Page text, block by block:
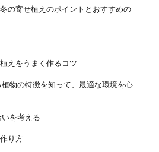
イデアと作り方を紹介
植物の寄せ植えを家の中に置いて、おし
れなインテリアをプラスしている人もたく
肉植物の寄せ植えが100均のアイ
の寄せ植えのポイントとおすすめの
えをうまく作るコツ
物の特徴を知って、最適な環境を心
を考える
り方